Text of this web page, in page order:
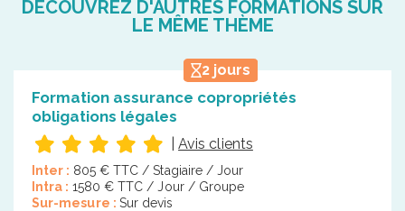
DÉCOUVREZ D'AUTRES FORMATIONS SUR
LE MÊME THÈME
2 jours
Formation assurance copropriétés
obligations légales
Avis clients
Inter : 805 € TTC / Stagiaire / Jour
Intra : 1580 € TTC / Jour / Groupe
Sur-mesure : Sur devis